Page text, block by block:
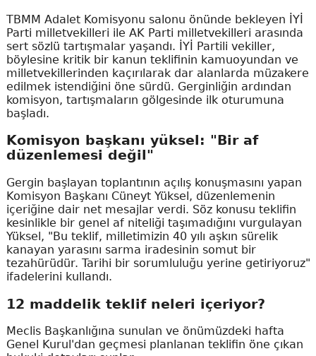
TBMM Adalet Komisyonu salonu önünde bekleyen İYİ
Parti milletvekilleri ile AK Parti milletvekilleri arasında
sert sözlü tartışmalar yaşandı. İYİ Partili vekiller,
böylesine kritik bir kanun teklifinin kamuoyundan ve
milletvekillerinden kaçırılarak dar alanlarda müzakere
edilmek istendiğini öne sürdü. Gerginliğin ardından
komisyon, tartışmaların gölgesinde ilk oturumuna
başladı.
Komisyon başkanı yüksel: "Bir af
düzenlemesi değil"
Gergin başlayan toplantının açılış konuşmasını yapan
Komisyon Başkanı Cüneyt Yüksel, düzenlemenin
içeriğine dair net mesajlar verdi. Söz konusu teklifin
kesinlikle bir genel af niteliği taşımadığını vurgulayan
Yüksel, "Bu teklif, milletimizin 40 yılı aşkın sürelik
kanayan yarasını sarma iradesinin somut bir
tezahürüdür. Tarihi bir sorumluluğu yerine getiriyoruz"
ifadelerini kullandı.
12 maddelik teklif neleri içeriyor?
Meclis Başkanlığına sunulan ve önümüzdeki hafta
Genel Kurul'dan geçmesi planlanan teklifin öne çıkan